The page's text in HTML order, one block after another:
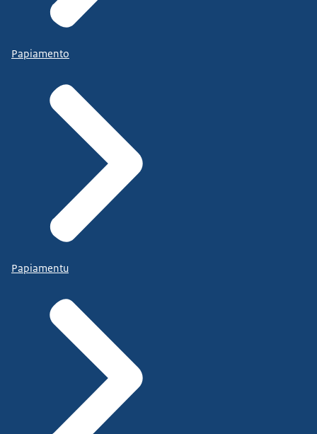
Papiamento
Papiamentu